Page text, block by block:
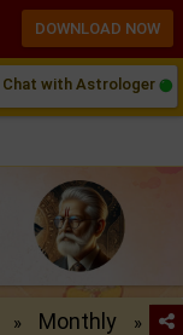
Chat with Astrologer
» Monthly »
DOWNLOAD NOW